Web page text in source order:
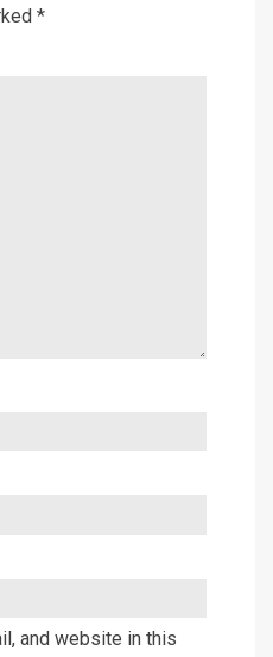
*
and website in this